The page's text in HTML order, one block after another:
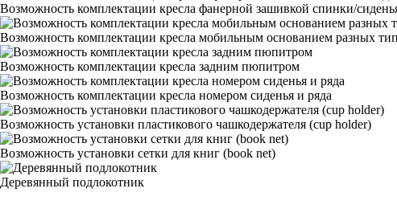
Возможность комплектации кресла фанерной зашивкой спинки/
Возможность комплектации кресла мобильным основанием разных
Возможность комплектации кресла задним пюпитром
Возможность комплектации кресла номером сиденья и ряда
Возможность установки пластикового чашкодержателя (cup holder)
Возможность установки сетки для книг (book net)
Деревянный подлокотник